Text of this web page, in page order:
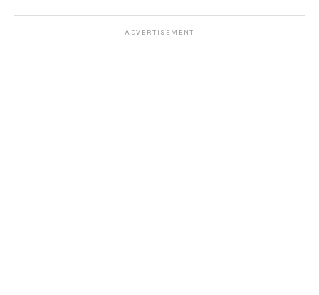
ADVERTISEMENT